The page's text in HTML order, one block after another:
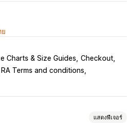
Charts & Size Guides Checkout
RA Terms and conditions
แสดงฟีเจอร์